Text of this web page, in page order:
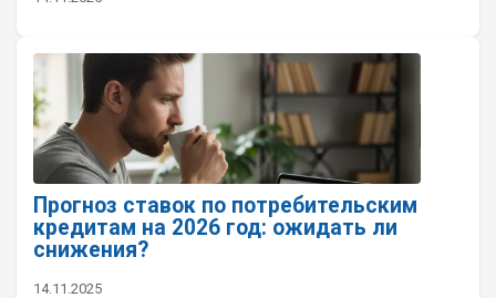
Прогноз ставок по потребительским
кредитам на 2026 год: ожидать ли
снижения?
14.11.2025